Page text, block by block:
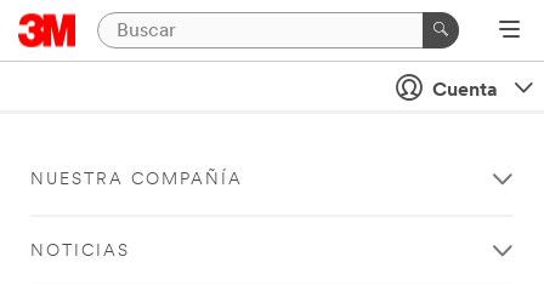
Cuenta
NUESTRA COMPAÑÍA
NOTICIAS